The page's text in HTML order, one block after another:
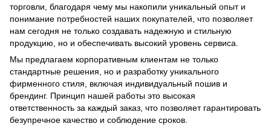
торговли, благодаря чему мы накопили уникальный опыт и
понимание потребностей наших покупателей, что позволяет
нам сегодня не только создавать надежную и стильную
продукцию, но и обеспечивать высокий уровень сервиса.
Мы предлагаем корпоративным клиентам не только
стандартные решения, но и разработку уникального
фирменного стиля, включая индивидуальный пошив и
брендинг. Принцип нашей работы это высокая
ответственность за каждый заказ, что позволяет гарантировать
безупречное качество и соблюдение сроков.